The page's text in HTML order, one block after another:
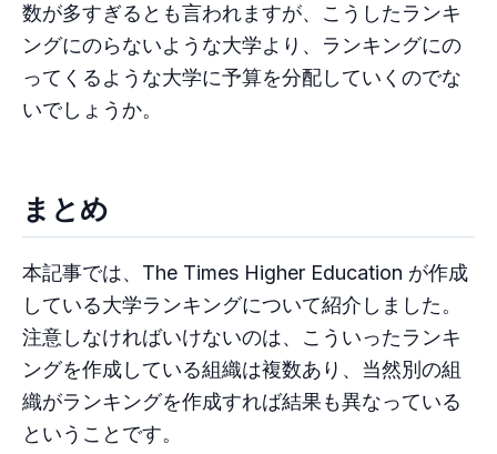
数が多すぎるとも言われますが、こうしたランキ
ングにのらないような大学より、ランキングにの
ってくるような大学に予算を分配していくのでな
いでしょうか。
まとめ
本記事では、The Times Higher Education が作成
している大学ランキングについて紹介しました。
注意しなければいけないのは、こういったランキ
ングを作成している組織は複数あり、当然別の組
織がランキングを作成すれば結果も異なっている
ということです。